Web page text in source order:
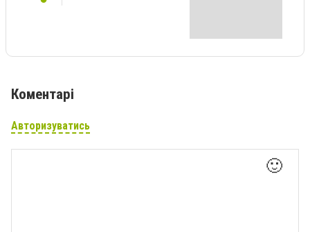
Коментарі
Авторизуватись
🙂